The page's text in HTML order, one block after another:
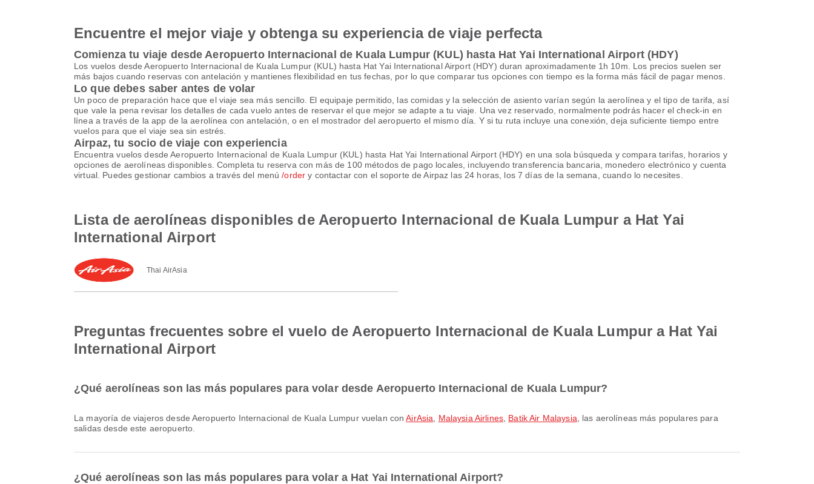
Encuentre el mejor viaje y obtenga su experiencia de viaje perfecta
Comienza tu viaje desde Aeropuerto Internacional de Kuala Lumpur (KUL) hasta Hat Yai International Airport (HDY)
Los vuelos desde Aeropuerto Internacional de Kuala Lumpur (KUL) hasta Hat Yai International Airport (HDY) duran aproximadamente 1h 10m. Los precios suelen ser
más bajos cuando reservas con antelación y mantienes flexibilidad en tus fechas, por lo que comparar tus opciones con tiempo es la forma más fácil de pagar menos.
Lo que debes saber antes de volar
Un poco de preparación hace que el viaje sea más sencillo. El equipaje permitido, las comidas y la selección de asiento varían según la aerolínea y el tipo de tarifa, así
que vale la pena revisar los detalles de cada vuelo antes de reservar el que mejor se adapte a tu viaje. Una vez reservado, normalmente podrás hacer el check-in en
línea a través de la app de la aerolínea con antelación, o en el mostrador del aeropuerto el mismo día. Y si tu ruta incluye una conexión, deja suficiente tiempo entre
vuelos para que el viaje sea sin estrés.
Airpaz, tu socio de viaje con experiencia
Encuentra vuelos desde Aeropuerto Internacional de Kuala Lumpur (KUL) hasta Hat Yai International Airport (HDY) en una sola búsqueda y compara tarifas, horarios y
opciones de aerolíneas disponibles. Completa tu reserva con más de 100 métodos de pago locales, incluyendo transferencia bancaria, monedero electrónico y cuenta
virtual. Puedes gestionar cambios a través del menú/order y contactar con el soporte de Airpaz las 24 horas, los 7 días de la semana, cuando lo necesites.
Lista de aerolíneas disponibles de Aeropuerto Internacional de Kuala Lumpur a Hat Yai
International Airport
Thai AirAsia
Preguntas frecuentes sobre el vuelo de Aeropuerto Internacional de Kuala Lumpur a Hat Yai
International Airport
¿Qué aerolíneas son las más populares para volar desde Aeropuerto Internacional de Kuala Lumpur?
La mayoría de viajeros desde Aeropuerto Internacional de Kuala Lumpur vuelan conAirAsia Malaysia Airlines Batik Air Malaysia , las aerolíneas más populares para
salidas desde este aeropuerto.
¿Qué aerolíneas son las más populares para volar a Hat Yai International Airport?